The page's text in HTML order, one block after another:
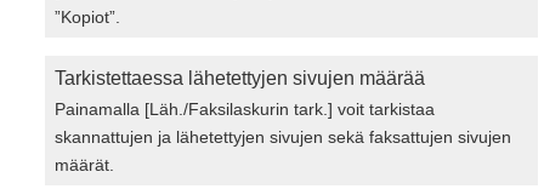
”Kopiot”.
Tarkistettaessa lähetettyjen sivujen määrää
Painamalla [Läh./Faksilaskurin tark.] voit tarkistaa
skannattujen ja lähetettyjen sivujen sekä faksattujen sivujen
määrät.